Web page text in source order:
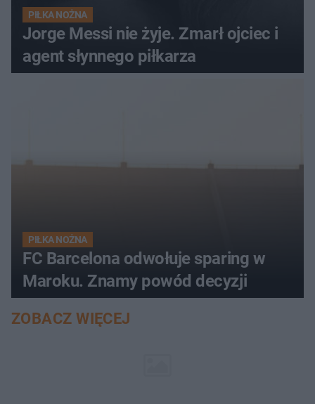
PIŁKA NOŻNA
Jorge Messi nie żyje. Zmarł ojciec i
agent słynnego piłkarza
PIŁKA NOŻNA
FC Barcelona odwołuje sparing w
Maroku. Znamy powód decyzji
ZOBACZ WIĘCEJ